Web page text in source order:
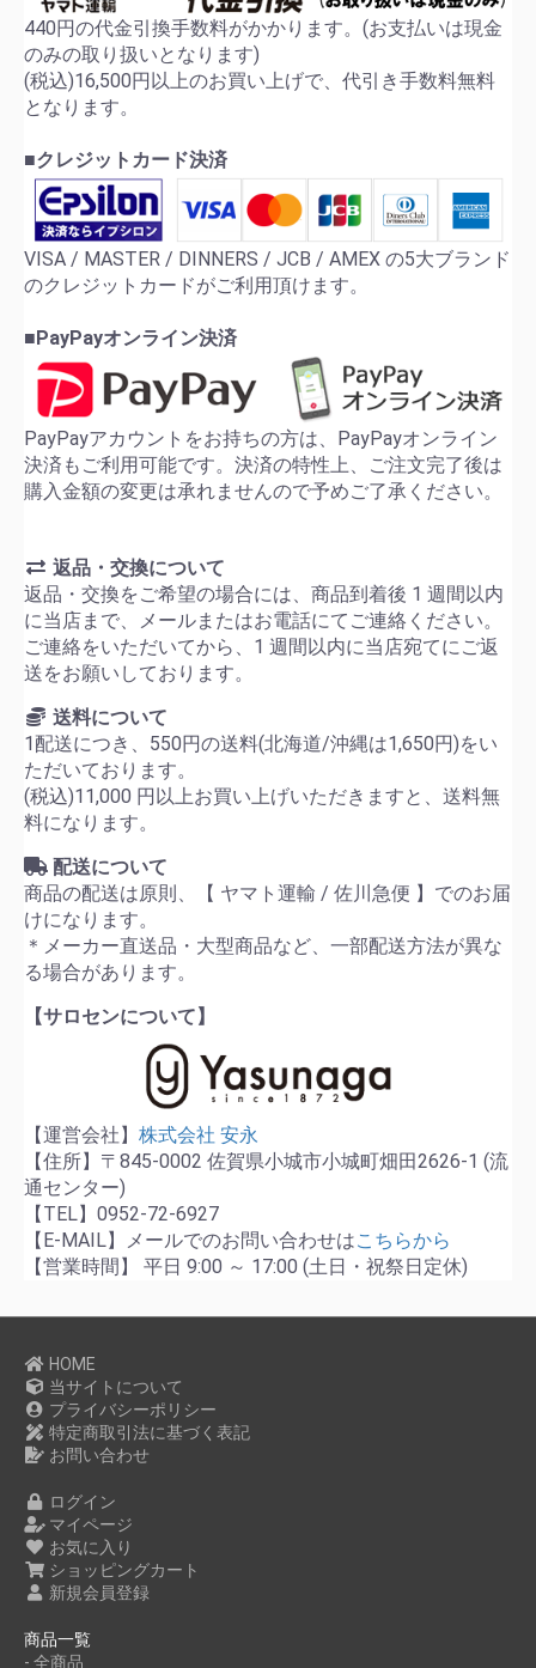
440円の代金引換手数料がかかります。(お支払いは現金
のみの取り扱いとなります)
(税込)16,500円以上のお買い上げで、代引き手数料無料
となります。
■クレジットカード決済
VISA / MASTER / DINNERS / JCB / AMEX の5大ブランド
のクレジットカードがご利用頂けます。
■PayPayオンライン決済
PayPayアカウントをお持ちの方は、PayPayオンライン
決済もご利用可能です。決済の特性上、ご注文完了後は
購入金額の変更は承れませんので予めご了承ください。
返品・交換について
返品・交換をご希望の場合には、商品到着後 1 週間以内
に当店まで、メールまたはお電話にてご連絡ください。
ご連絡をいただいてから、1 週間以内に当店宛てにご返
送をお願いしております。
送料について
1配送につき、550円の送料(北海道/沖縄は1,650円)をい
ただいております。
(税込)11,000 円以上お買い上げいただきますと、送料無
料になります。
配送について
商品の配送は原則、【 ヤマト運輸 / 佐川急便 】でのお届
けになります。
＊メーカー直送品・大型商品など、一部配送方法が異な
る場合があります。
【サロセンについて】
【運営会社】 株式会社 安永
【住所】〒845-0002 佐賀県小城市小城町畑田2626-1 (流
通センター)
【TEL】0952-72-6927
【E-MAIL】メールでのお問い合わせはこちらから
【営業時間】 平日 9:00 ～ 17:00 (土日・祝祭日定休)
HOME
当サイトについて
プライバシーポリシー
特定商取引法に基づく表記
お問い合わせ
ログイン
マイページ
お気に入り
ショッピングカート
新規会員登録
商品一覧
- 全商品